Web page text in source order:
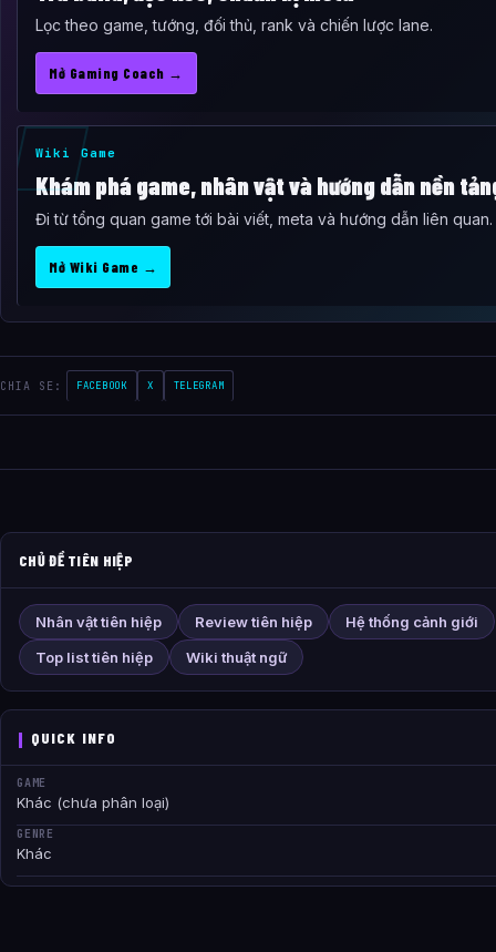
Lọc theo game, tướng, đối thủ, rank và chiến lược lane.
Mở Gaming Coach →
Wiki Game
Khám phá game, nhân vật và hướng dẫn nền
Đi từ tổng quan game tới bài viết, meta và hướng dẫn liên quan.
Mở Wiki Game →
CHIA SE: FACEBOOK X TELEGRAM
CHỦ ĐỀ TIÊN HIỆP
Nhân vật tiên hiệp Review tiên hiệp
Hệ thống cảnh giới
Top list tiên hiệp
Wiki thuật ngữ
QUICK INFO
GAME
Khác (chưa phân loại)
GENRE
Khác